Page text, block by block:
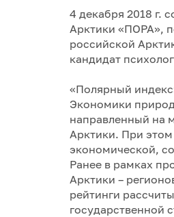
4 декабря 2018 г.
Арктики «ПОРА»,
российской
кандидат
«Полярный
Экономики
направленный на
Арктики. При этом
экономической,
Ранее в рамках
Арктики –
рейтинги
государственной